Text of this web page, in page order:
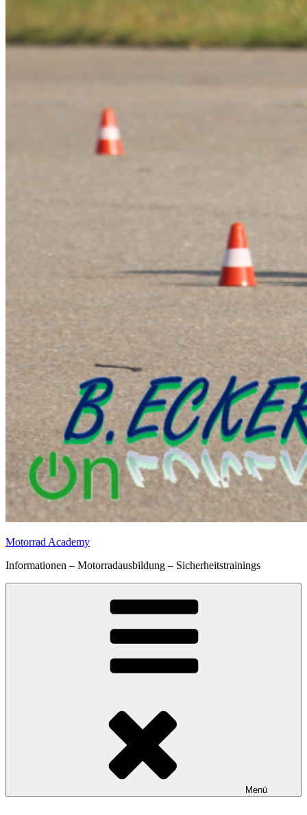
Motorrad Academy
Informationen – Motorradausbildung – Sicherheitstrainings
Menü